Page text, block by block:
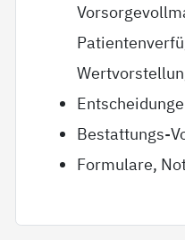
Bestattungs-
Formulare,